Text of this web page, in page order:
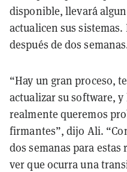
disponible, llevará
actualicen sus
después de dos
“Hay un gran proceso,
actualizar su software, y
realmente queremos
firmantes”, dijo Ali.
dos semanas para
ver que ocurra una